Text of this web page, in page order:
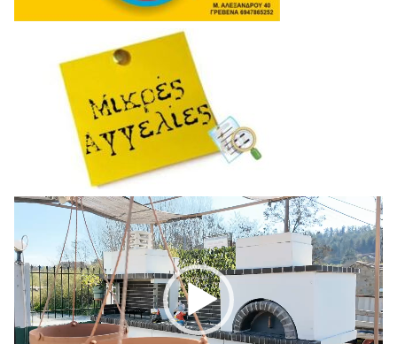
Πρόγραμμα
Αναπαραγωγής
Βίντεο